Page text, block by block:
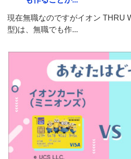
現在無職なのですがイオン THRU
型)は、無職でも作...